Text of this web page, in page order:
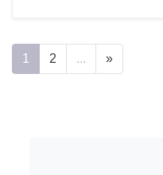
1 2 ... »